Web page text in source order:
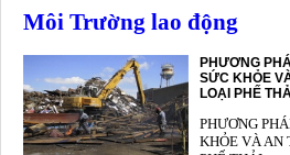
Môi Trường lao động
PHƯƠNG
SỨC KHỎE
LOẠI PHẾ
PHƯƠNG
KHỎE VÀ AN